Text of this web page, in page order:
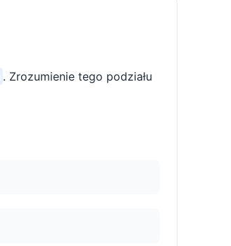
. Zrozumienie tego podziału